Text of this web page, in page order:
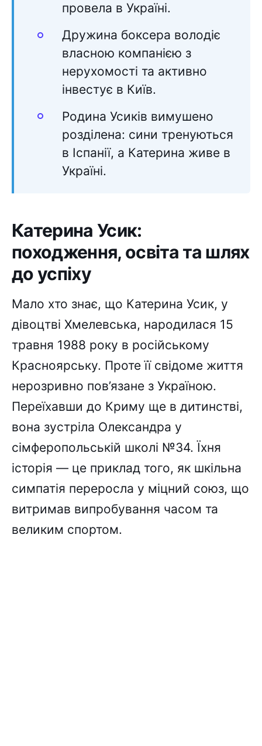
провела в Україні.
Дружина боксера володіє
власною компанією з
нерухомості та активно
інвестує в Київ.
Родина Усиків вимушено
розділена: сини тренуються
в Іспанії, а Катерина живе в
Україні.
Катерина Усик:
походження, освіта та шлях
до успіху
Мало хто знає, що Катерина Усик, у
дівоцтві Хмелевська, народилася 15
травня 1988 року в російському
Красноярську. Проте її свідоме життя
нерозривно пов’язане з Україною.
Переїхавши до Криму ще в дитинстві,
вона зустріла Олександра у
сімферопольській школі №34. Їхня
історія — це приклад того, як шкільна
симпатія переросла у міцний союз, що
витримав випробування часом та
великим спортом.